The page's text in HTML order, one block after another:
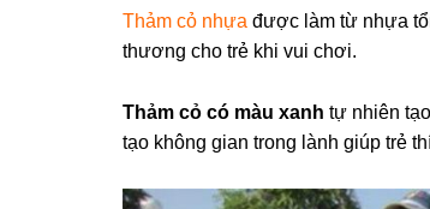
Thảm cỏ nhựa được làm từ nhựa
thương cho trẻ khi vui chơi.
Thảm cỏ có màu xanh tự nhiên
tạo không gian trong lành giúp trẻ